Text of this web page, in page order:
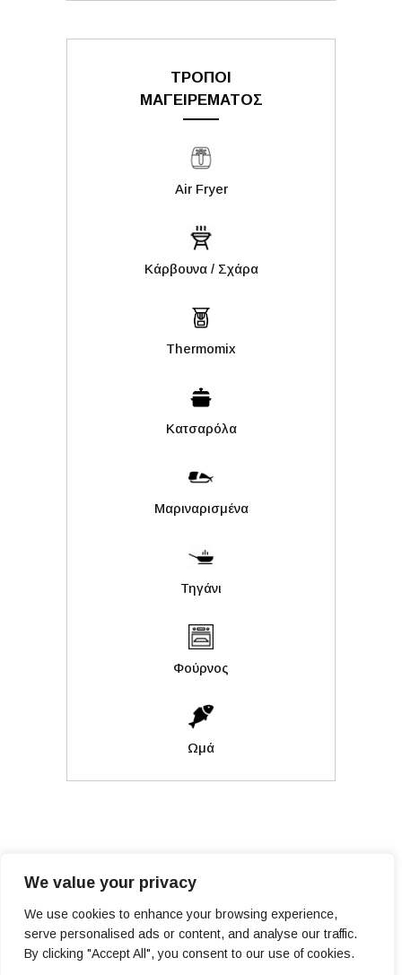
We value your privacy
We use cookies to enhance your browsing experience,
serve personalised ads or content, and analyse our traffic.
By clicking "Accept All", you consent to our use of cookies.
ΤΡΟΠΟΙ
ΜΑΓΕΙΡΕΜΑΤΟΣ
Air Fryer
Kάρβουνα / Σχάρα
Thermomix
Κατσαρόλα
Μαριναρισμένα
Τηγάνι
Φούρνος
Ωμά